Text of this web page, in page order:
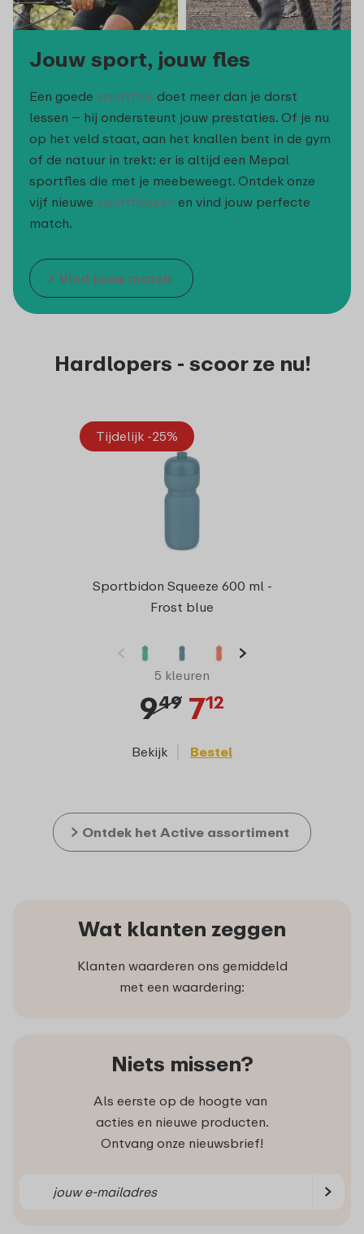
Jouw sport, jouw fles
Een goede sportfles doet meer dan je dorst
lessen – hij ondersteunt jouw prestaties. Of je nu
op het veld staat, aan het knallen bent in de gym
of de natuur in trekt: er is altijd een Mepal
sportfles die met je meebeweegt. Ontdek onze
vijf nieuwe sportflessen en vind jouw perfecte
match.
Vind jouw match
Hardlopers - scoor ze nu!
Tijdelijk -25%
Sportbidon Squeeze 600 ml -
Frost blue
5 kleuren
949 712
Bekijk Bestel
Ontdek het Active assortiment
Wat klanten zeggen
Klanten waarderen ons gemiddeld
met een waardering:
Niets missen?
Als eerste op de hoogte van
acties en nieuwe producten.
Ontvang onze nieuwsbrief!